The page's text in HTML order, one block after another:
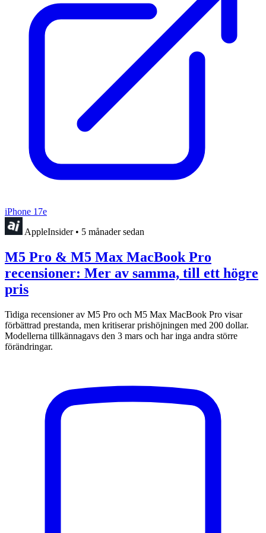
iPhone 17e
AppleInsider • 5 månader sedan
M5 Pro & M5 Max MacBook Pro
recensioner: Mer av samma, till ett högre
pris
Tidiga recensioner av M5 Pro och M5 Max MacBook Pro visar
förbättrad prestanda, men kritiserar prishöjningen med 200 dollar.
Modellerna tillkännagavs den 3 mars och har inga andra större
förändringar.